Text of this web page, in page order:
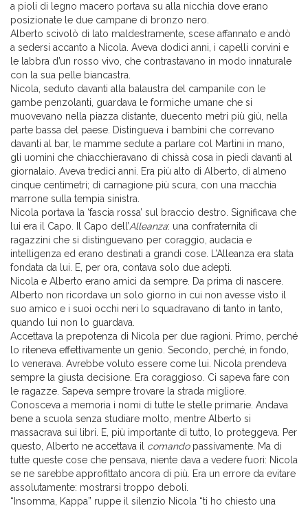
a pioli di legno macero portava su alla nicchia dove erano
posizionate le due campane di bronzo nero.
Alberto scivolò di lato maldestramente, scese affannato e andò
a sedersi accanto a Nicola. Aveva dodici anni, i capelli corvini e
le labbra d’un rosso vivo, che contrastavano in modo innaturale
con la sua pelle biancastra.
Nicola, seduto davanti alla balaustra del campanile con le
gambe penzolanti, guardava le formiche umane che si
muovevano nella piazza distante, duecento metri più giù, nella
parte bassa del paese. Distingueva i bambini che correvano
davanti al bar, le mamme sedute a parlare col Martini in mano,
gli uomini che chiacchieravano di chissà cosa in piedi davanti al
giornalaio. Aveva tredici anni. Era più alto di Alberto, di almeno
cinque centimetri; di carnagione più scura, con una macchia
marrone sulla tempia sinistra.
Nicola portava la ‘fascia rossa’ sul braccio destro. Significava che
lui era il Capo. Il Capo dell’Alleanza: una confraternita di
ragazzini che si distinguevano per coraggio, audacia e
intelligenza ed erano destinati a grandi cose. L’Alleanza era stata
fondata da lui. E, per ora, contava solo due adepti.
Nicola e Alberto erano amici da sempre. Da prima di nascere.
Alberto non ricordava un solo giorno in cui non avesse visto il
suo amico e i suoi occhi neri lo squadravano di tanto in tanto,
quando lui non lo guardava.
Accettava la prepotenza di Nicola per due ragioni. Primo, perché
lo riteneva effettivamente un genio. Secondo, perché, in fondo,
lo venerava. Avrebbe voluto essere come lui. Nicola prendeva
sempre la giusta decisione. Era coraggioso. Ci sapeva fare con
le ragazze. Sapeva sempre trovare la strada migliore.
Conosceva a memoria i nomi di tutte le stelle primarie. Andava
bene a scuola senza studiare molto, mentre Alberto si
massacrava sui libri. E, più importante di tutto, lo proteggeva. Per
questo, Alberto ne accettava il comandopassivamente. Ma di
tutte queste cose che pensava, niente dava a vedere fuori: Nicola
se ne sarebbe approfittato ancora di più. Era un errore da evitare
assolutamente: mostrarsi troppo deboli.
“Insomma, Kappa” ruppe il silenzio Nicola “ti ho chiesto una